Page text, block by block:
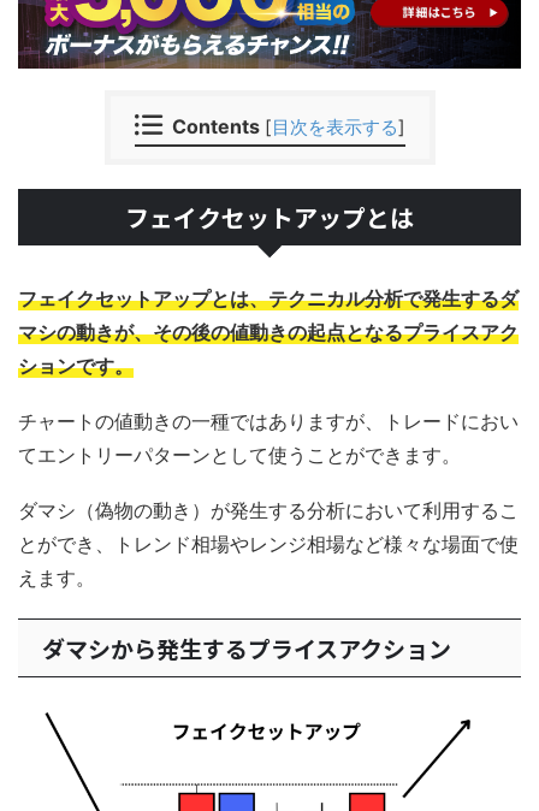
Contents [目次を表示する]
フェイクセットアップとは
フェイクセットアップとは、テクニカル分析で発生するダ
マシの動きが、その後の値動きの起点となるプライスアク
ションです。
チャートの値動きの一種ではありますが、トレードにおい
てエントリーパターンとして使うことができます。
ダマシ（偽物の動き）が発生する分析において利用するこ
とができ、トレンド相場やレンジ相場など様々な場面で使
えます。
ダマシから発生するプライスアクション